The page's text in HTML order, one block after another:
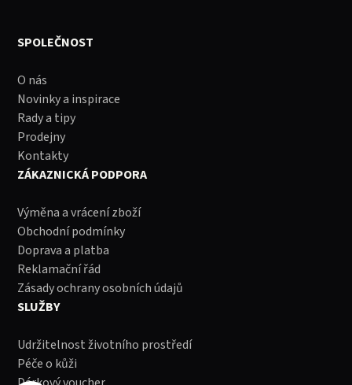
SPOLEČNOST
O nás
Novinky a inspirace
Rady a tipy
Prodejny
Kontakty
ZÁKAZNICKÁ PODPORA
Výměna a vrácení zboží
Obchodní podmínky
Doprava a platba
Reklamační řád
Zásady ochrany osobních údajů
SLUŽBY
Udržitelnost životního prostředí
Péče o kůži